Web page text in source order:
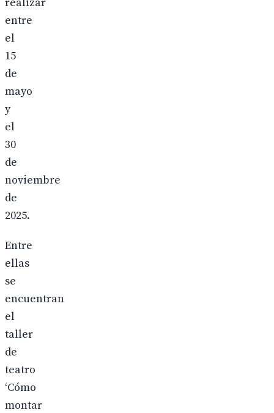
entre
el
15
de
mayo
y
el
30
de
noviembre
de
2025.
Entre
ellas
se
encuentran
el
taller
de
teatro
‘Cómo
montar